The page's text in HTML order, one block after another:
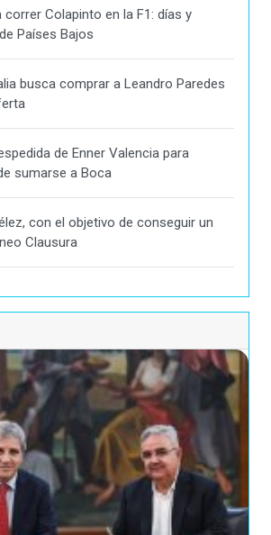
correr Colapinto en la F1: días y
Países Bajos
busca comprar a Leandro Paredes
de Enner Valencia para
sumarse a Boca
con el objetivo de conseguir un
Clausura